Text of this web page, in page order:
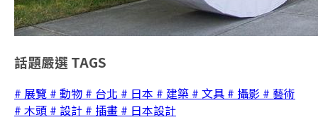
話題嚴選 TAGS
# 展覽 # 動物 # 台北 # 日本 # 建築 # 文具 # 攝影 # 藝術
# 木頭 # 設計 # 插畫 # 日本設計